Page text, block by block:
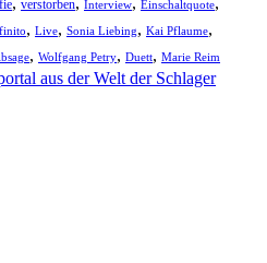
verstorben Interview Einschaltquote
, Live, Sonia Liebing, Kai Pflaume,
, Wolfgang Petry, Duett, Marie Reim